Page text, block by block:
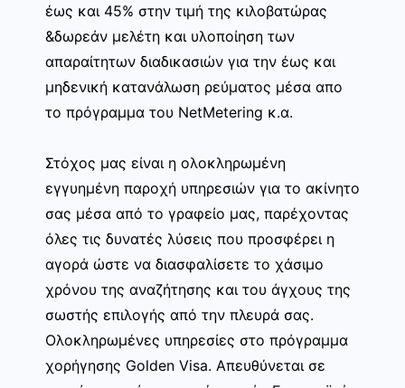
έως και 45% στην τιμή της κιλοβατώρας
&δωρεάν μελέτη και υλοποίηση των
απαραίτητων διαδικασιών για την έως και
μηδενική κατανάλωση ρεύματος μέσα απο
το πρόγραμμα του NetMetering κ.α.
Στόχος μας είναι η ολοκληρωμένη
εγγυημένη παροχή υπηρεσιών για το ακίνητο
σας μέσα από το γραφείο μας, παρέχοντας
όλες τις δυνατές λύσεις που προσφέρει η
αγορά ώστε να διασφαλίσετε το χάσιμο
χρόνου της αναζήτησης και του άγχους της
σωστής επιλογής από την πλευρά σας.
Ολοκληρωμένες υπηρεσίες στο πρόγραμμα
χορήγησης Golden Visa. Απευθύνεται σε